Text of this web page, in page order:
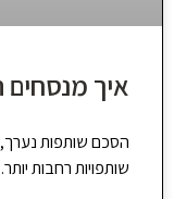
איך
הסכם שותפות נערך,
שותפויות רחבות